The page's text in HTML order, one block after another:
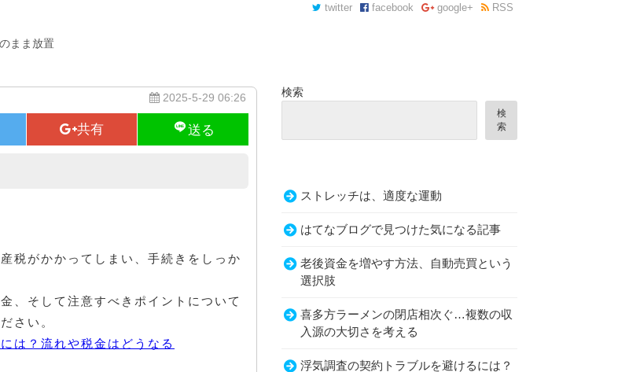
まま放置
twitter facebook google+ RSS
2025-5-29 06:26
際の手順とポイント
税がかかってしまい、手続きをしっか
、そして注意すべきポイントについて
さい。
は？流れや税金はどうなる
検索
検
索
ストレッチは、適度な運動
はてなブログで見つけた気になる記事
老後資金を増やす方法、自動売買という
選択肢
喜多方ラーメンの閉店相次ぐ…複数の収
入源の大切さを考える
浮気調査の契約トラブルを避けるには？